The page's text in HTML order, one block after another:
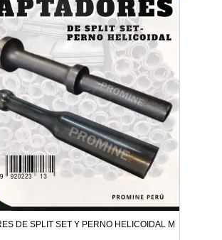
DE SPLIT SET Y PERNO HELICOIDAL MINERIA